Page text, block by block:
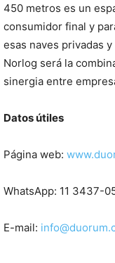
450 metros es un
consumidor final y
esas naves privadas
Norlog será la
sinergia entre
Datos útiles
Página web:
WhatsApp: 11 3437-
E-mail: